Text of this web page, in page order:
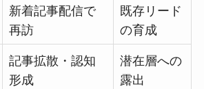
新着記事配信で
再訪
既存リード
の育成
記事拡散・認知
形成
潜在層への
露出